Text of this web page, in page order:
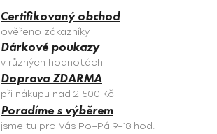
Certifikovaný obchod
ověřeno zákazníky
Dárkové poukazy
v různých hodnotách
Doprava ZDARMA
při nákupu nad 2 500 Kč
Poradíme s výběrem
jsme tu pro Vás Po–Pá 9–18 hod.